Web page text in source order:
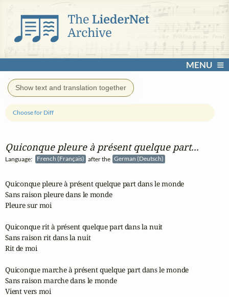
MENU
Show text and translation together
Quiconque pleure à présent quelque part...
Language: French (Français) after the German (Deutsch)
Choose for Diff
Quiconque pleure à présent quelque part dans le monde
Sans raison pleure dans le monde
Pleure sur moi
Quiconque rit à présent quelque part dans la nuit
Sans raison rit dans la nuit
Rit de moi
Quiconque marche à présent quelque part dans le monde
Sans raison marche dans le monde
Vient vers moi